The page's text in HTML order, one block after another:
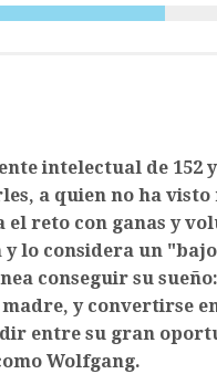
intelectual de 152
a quien no ha
reto con ganas y
lo considera un
conseguir su
y convertirse
entre su gran
Wolfgang.